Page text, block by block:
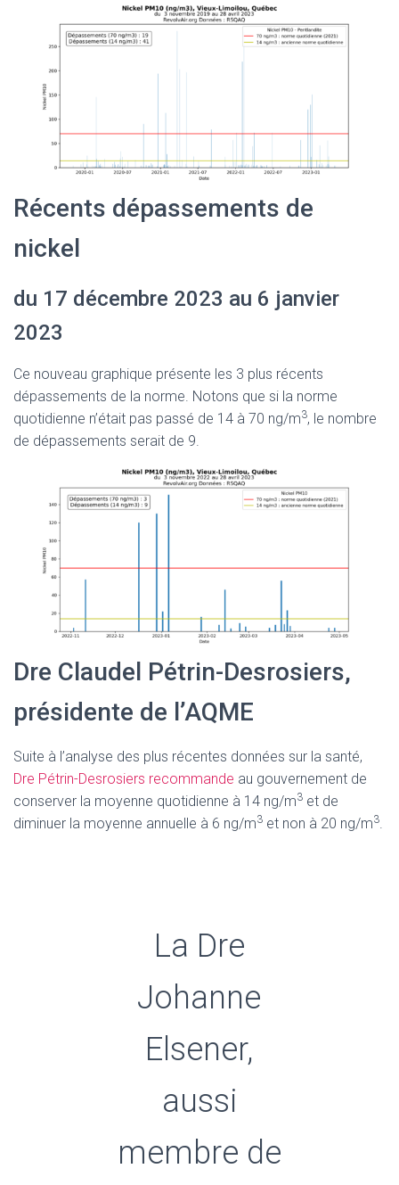
Récents dépassements de
nickel
du 17 décembre 2023 au 6 janvier
2023
Ce nouveau graphique présente les 3 plus récents
dépassements de la norme. Notons que si la norme
quotidienne n’était pas passé de 14 à 70 ng/m3, le nombre
de dépassements serait de 9.
Dre Claudel Pétrin-Desrosiers,
présidente de l’AQME
Suite à l’analyse des plus récentes données sur la santé,
Dre Pétrin-Desrosiers recommande au gouvernement de
conserver la moyenne quotidienne à 14 ng/m3 et de
diminuer la moyenne annuelle à 6 ng/m3 et non à 20 ng/m3.
La Dre
Johanne
Elsener,
aussi
membre de